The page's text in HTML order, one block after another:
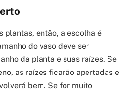
plantas, então, a escolha é
do vaso deve ser
da planta e suas raízes. Se
as raízes ficarão apertadas e
bem. Se for muito